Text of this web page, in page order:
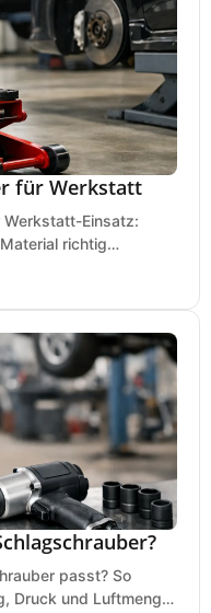
für Werkstatt
Einsatz:
richtig
passt? So
Druck und Luftmenge